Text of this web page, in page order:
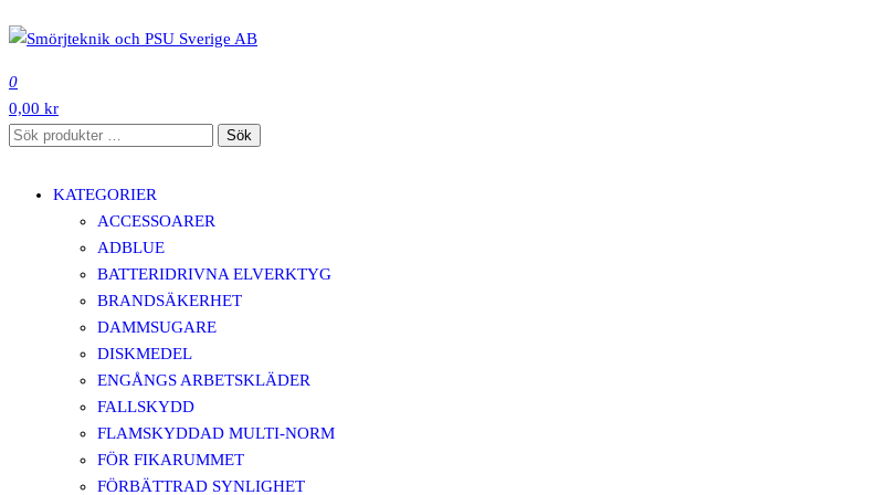
till
innehåll
0
0,00 kr
Sök
Sök
KATEGORIER
ACCESSOARER
ADBLUE
BATTERIDRIVNA ELVERKTYG
BRANDSÄKERHET
DAMMSUGARE
DISKMEDEL
ENGÅNGS ARBETSKLÄDER
FALLSKYDD
FLAMSKYDDAD MULTI-NORM
FÖR FIKARUMMET
FÖRBÄTTRAD SYNLIGHET